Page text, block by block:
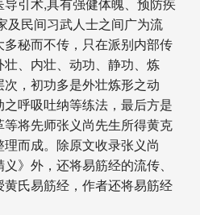
及民间习武人士之间广为流
秘而不传，只在派别内部传
、内壮、动功、静功、炼
，初功多是外壮炼形之动
呼吸吐纳等练法，最后方是
将先师张义尚先生所得黄克
而成。除原文收录张义尚
》外，还将易筋经的流传、
氏易筋经，作者还将易筋经